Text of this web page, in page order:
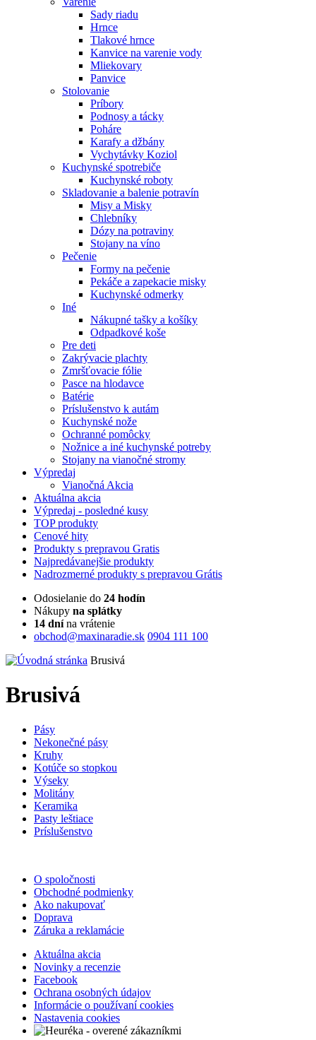
Sady riadu
Hrnce
Tlakové hrnce
Kanvice na varenie vody
Mliekovary
Panvice
Stolovanie
Príbory
Podnosy a tácky
Poháre
Karafy a džbány
Vychytávky Koziol
Kuchynské spotrebiče
Kuchynské roboty
Skladovanie a balenie potravín
Misy a Misky
Chlebníky
Dózy na potraviny
Stojany na víno
Pečenie
Formy na pečenie
Pekáče a zapekacie misky
Kuchynské odmerky
Iné
Nákupné tašky a košíky
Odpadkové koše
Pre deti
Zakrývacie plachty
Zmršťovacie fólie
Pasce na hlodavce
Batérie
Príslušenstvo k autám
Kuchynské nože
Ochranné pomôcky
Nožnice a iné kuchynské potreby
Stojany na vianočné stromy
Výpredaj
Vianočná Akcia
Aktuálna akcia
Výpredaj - posledné kusy
TOPprodukty
Cenové hity
Produkty s prepravou Gratis
Najpredávanejšie produkty
Nadrozmerné produkty s prepravou Grátis
Odosielanie do 24 hodín
Nákupy na splátky
14 dnína vrátenie
obchod@maxinaradie.sk 0904 111 100
Brusivá
Brusivá
Pásy
Nekonečné pásy
Kruhy
Kotúče so stopkou
Výseky
Molitány
Keramika
Pasty leštiace
Príslušenstvo
O spoločnosti
Obchodné podmienky
Ako nakupovať
Doprava
Záruka a reklamácie
Aktuálna akcia
Novinky a recenzie
Facebook
Ochrana osobných údajov
Informácie o používaní cookies
Nastavenia cookies